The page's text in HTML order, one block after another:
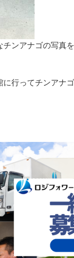
チンアナゴの写真
に行ってチンアナ